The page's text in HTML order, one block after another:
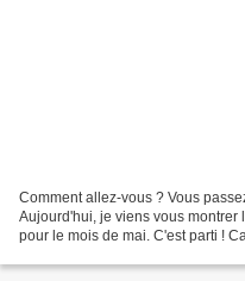
Comment allez-vous ? Vous
Aujourd'hui, je viens vous montrer
pour le mois de mai. C'est parti !